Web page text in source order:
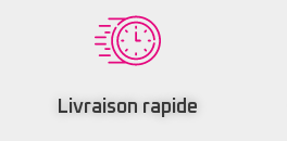
Livraison rapide